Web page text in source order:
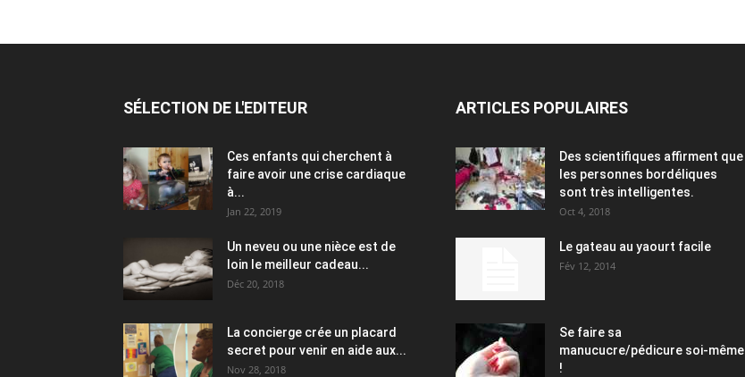
SÉLECTION DE L'EDITEUR
Ces enfants qui cherchent à
faire avoir une crise cardiaque
à...
Jan 22, 2019
Un neveu ou une nièce est de
loin le meilleur cadeau...
Déc 20, 2018
La concierge crée un placard
secret pour venir en aide aux...
Nov 28, 2018
ARTICLES POPULAIRES
Des scientifiques affirment que
les personnes bordéliques
sont très intelligentes.
Oct 4, 2018
Le gateau au yaourt facile
Fév 12, 2014
Se faire sa
manucucre/pédicure soi-même
!